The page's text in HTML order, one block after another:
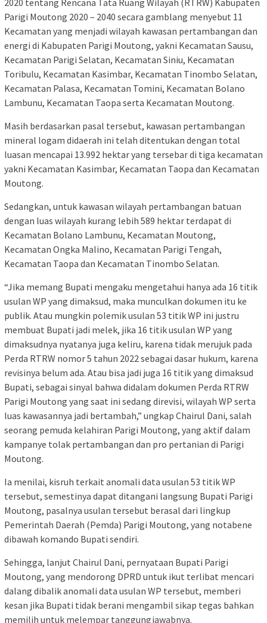
Parigi Moutong 2020 – 2040 secara gamblang menyebut 11
Kecamatan yang menjadi wilayah kawasan pertambangan dan
energi di Kabupaten Parigi Moutong, yakni Kecamatan Sausu,
Kecamatan Parigi Selatan, Kecamatan Siniu, Kecamatan
Toribulu, Kecamatan Kasimbar, Kecamatan Tinombo Selatan,
Kecamatan Palasa, Kecamatan Tomini, Kecamatan Bolano
Lambunu, Kecamatan Taopa serta Kecamatan Moutong.
Masih berdasarkan pasal tersebut, kawasan pertambangan
mineral logam didaerah ini telah ditentukan dengan total
luasan mencapai 13.992 hektar yang tersebar di tiga kecamatan
yakni Kecamatan Kasimbar, Kecamatan Taopa dan Kecamatan
Moutong.
Sedangkan, untuk kawasan wilayah pertambangan batuan
dengan luas wilayah kurang lebih 589 hektar terdapat di
Kecamatan Bolano Lambunu, Kecamatan Moutong,
Kecamatan Ongka Malino, Kecamatan Parigi Tengah,
Kecamatan Taopa dan Kecamatan Tinombo Selatan.
“Jika memang Bupati mengaku mengetahui hanya ada 16 titik
usulan WP yang dimaksud, maka munculkan dokumen itu ke
publik. Atau mungkin polemik usulan 53 titik WP ini justru
membuat Bupati jadi melek, jika 16 titik usulan WP yang
dimaksudnya nyatanya juga keliru, karena tidak merujuk pada
Perda RTRW nomor 5 tahun 2022 sebagai dasar hukum, karena
revisinya belum ada. Atau bisa jadi juga 16 titik yang dimaksud
Bupati, sebagai sinyal bahwa didalam dokumen Perda RTRW
Parigi Moutong yang saat ini sedang direvisi, wilayah WP serta
luas kawasannya jadi bertambah,” ungkap Chairul Dani, salah
seorang pemuda kelahiran Parigi Moutong, yang aktif dalam
kampanye tolak pertambangan dan pro pertanian di Parigi
Moutong.
Ia menilai, kisruh terkait anomali data usulan 53 titik WP
tersebut, semestinya dapat ditangani langsung Bupati Parigi
Moutong, pasalnya usulan tersebut berasal dari lingkup
Pemerintah Daerah (Pemda) Parigi Moutong, yang notabene
dibawah komando Bupati sendiri.
Sehingga, lanjut Chairul Dani, pernyataan Bupati Parigi
Moutong, yang mendorong DPRD untuk ikut terlibat mencari
dalang dibalik anomali data usulan WP tersebut, memberi
kesan jika Bupati tidak berani mengambil sikap tegas bahkan
memilih untuk melempar tanggungjawabnya.